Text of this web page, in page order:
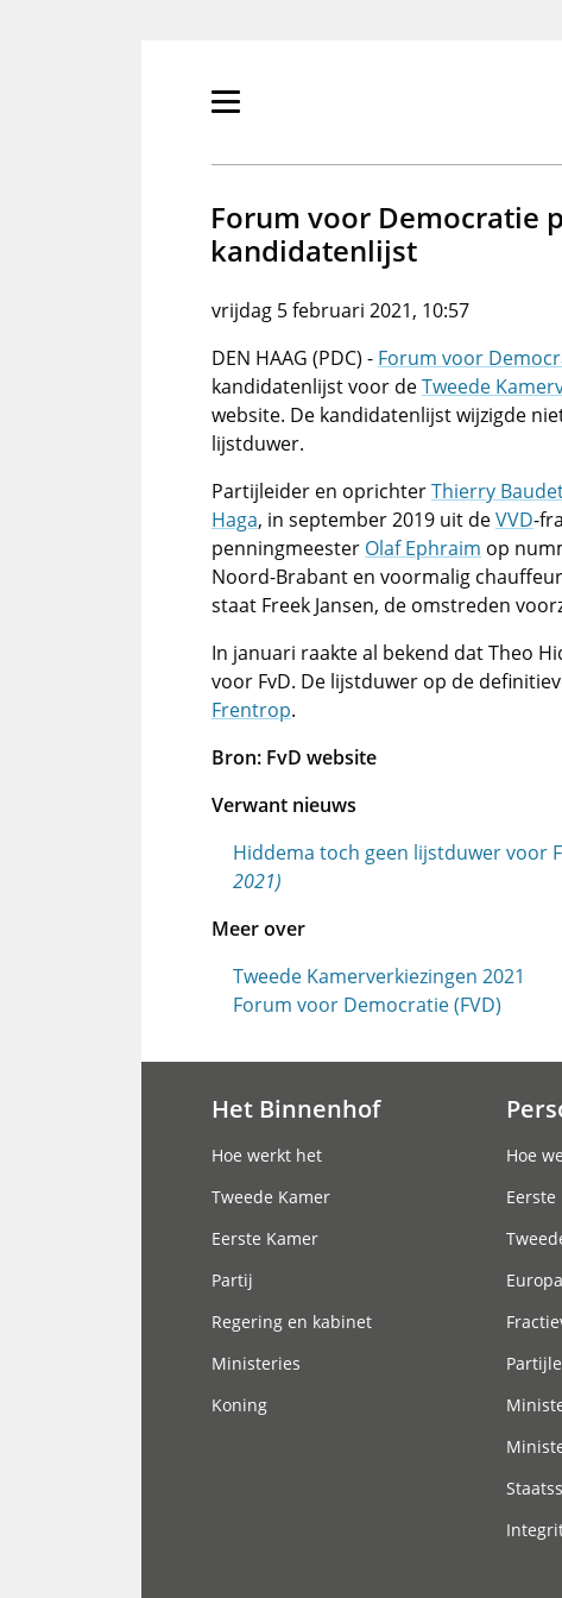
Primair
tonen/verbergen
Forum voor Democratie
kandidatenlijst
vrijdag 5 februari 2021, 10:57
DEN HAAG (PDC) - Forum voor
kandidatenlijst voor deTweede
website. De kandidatenlijst wijzigde
lijstduwer.
Partijleider en oprichterThierry
Haga, in september 2019 uit deVVD-
penningmeester Olaf Ephraim op
Noord-Brabant en voormalig
staat Freek Jansen, de omstreden
In januari raakte al bekend dat Theo
voor FvD. De lijstduwer op de
Frentrop.
Bron: FvD website
Verwant nieuws
Hiddema toch geen lijstduwer voor
2021)
Meer over
Tweede Kamerverkiezingen 2021
Forum voor Democratie (FVD)
Het Binnenhof
Hoe werkt het
Tweede Kamer
Eerste Kamer
Partij
Regering en kabinet
Ministeries
Koning
Hoe